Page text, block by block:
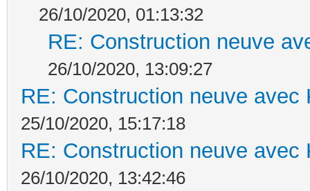
26/10/2020, 01:13:32
RE: Construction neuve
26/10/2020, 13:09:27
RE: Construction neuve avec
25/10/2020, 15:17:18
RE: Construction neuve avec
26/10/2020, 13:42:46